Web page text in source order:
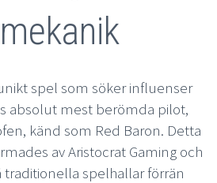
spel som söker influenser
absolut mest berömda pilot,
känd som Red Baron. Detta
av Aristocrat Gaming och
traditionella spelhallar förrän